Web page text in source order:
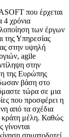
που έρχεται
4 χρόνια
των έργων
της Υπηρεσίας
στην υψηλή
agile
στην
της Ευρώπης
βάση στο
τώρα σε μια
που προσφέρει η
από τα σχέδια
κράτη μέλη. Καθώς
γίνονται
σηματοδοτεί